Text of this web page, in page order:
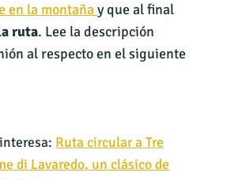
en la montañay que al final
ruta. Lee la descripción
al respecto en el siguiente
Ruta circular a Tre
di Lavaredo, un clásico de